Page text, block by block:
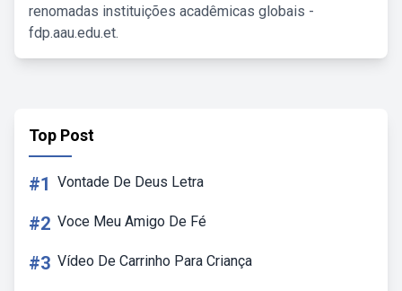
renomadas instituições acadêmicas globais -
fdp.aau.edu.et.
Top Post
#1 Vontade De Deus Letra
#2 Voce Meu Amigo De Fé
#3 Vídeo De Carrinho Para Criança